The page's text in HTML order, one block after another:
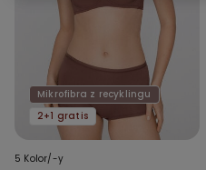
Mikrofibra z recyklingu
2+1 gratis
5 Kolor/-y